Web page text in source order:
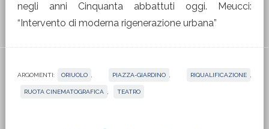
negli anni Cinquanta abbattuti oggi. Meucci:
“Intervento di moderna rigenerazione urbana”
ARGOMENTI: ORIUOLO PIAZZA-GIARDINO RIQUALIFICAZIONE
RUOTA CINEMATOGRAFICA TEATRO